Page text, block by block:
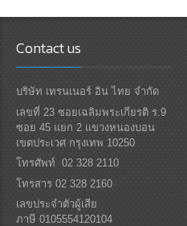
Contact us
บริษัท เทรนเนอร์ อิน ไทย จำกัด
เลขที่ 23 ซอยเฉลิมพระเกียรติ ร.9
ซอย 45 แยก 2 แขวงหนองบอน
เขตประเวศ กรุงเทพ 10250
โทรศัพท์ 02 328 2110
โทรสาร 02 328 2160
เลขประจำตัวผู้เสีย
ภาษี 0105554120104